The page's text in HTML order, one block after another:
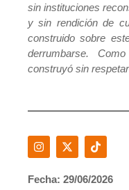
sin instituciones
y sin rendición de
construido sobre
derrumbarse.
construyó sin
Fecha: 29/06/2026